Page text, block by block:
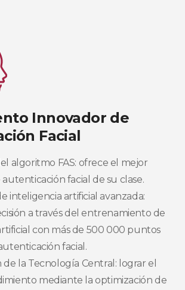
Innovador de
Facial​
algoritmo FAS: ofrece el mejor
facial de su clase.​
inteligencia artificial avanzada:
a través del entrenamiento de
con más de 500 000 puntos
facial.​
de la Tecnología Central: lograr el
mediante la optimización de